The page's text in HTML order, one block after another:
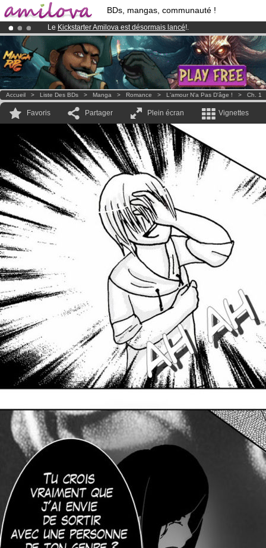
BDs, mangas, communauté !
Le Kickstarter Amilova est désormais lancé!.
Abonnement premium: à partir de3.95 eurospar mois !Clique ici
Déjà 100000membreset 1000BDs & Mangas!
Accueil > Liste Des BDs > Manga > Romance > L'amour N'a Pas D'âge ! > Ch. 1
Favoris Partager Plein écran Vignettes